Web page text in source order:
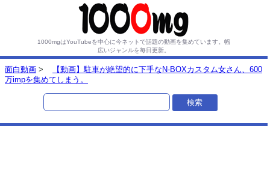
1000mgはYouTubeを中心に今ネットで話題の動画を集めています。 幅
広いジャンルを毎日更新。
面白動画 >
【動画】駐車が絶望的に下手なN-BOXカスタム女さん、600
万impを集めてしまう。